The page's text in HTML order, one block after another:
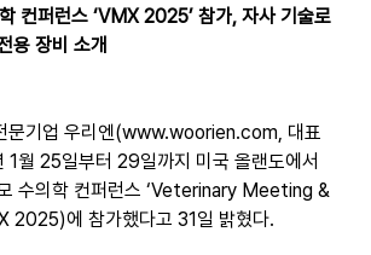
컨퍼런스 ‘VMX 2025’ 참가, 자사 기술로
용 장비 소개
문기업 우리엔(www.woorien.com , 대표
월 25일부터 29일까지 미국 올랜도에서
수의학 컨퍼런스 ‘Veterinary Meeting &
2025)에 참가했다고 31일 밝혔다.